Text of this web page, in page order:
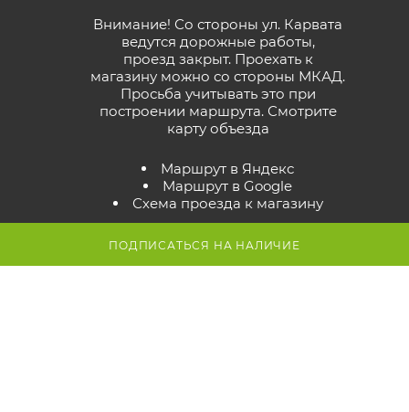
ПОДПИСАТЬСЯ НА НАЛИЧИЕ
Внимание! Со стороны ул. Карвата
ведутся дорожные работы,
проезд закрыт. Проехать к
магазину можно со стороны МКАД.
Просьба учитывать это при
построении маршрута. Смотрите
карту объезда
Маршрут в Яндекс
Маршрут в Google
Схема проезда к магазину